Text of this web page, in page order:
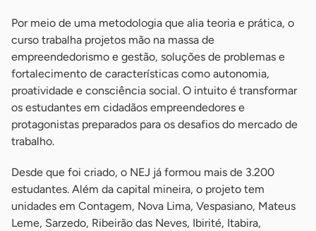
Por meio de uma metodologia que alia teoria e prática, o
curso trabalha projetos mão na massa de
empreendedorismo e gestão, soluções de problemas e
fortalecimento de características como autonomia,
proatividade e consciência social. O intuito é transformar
os estudantes em cidadãos empreendedores e
protagonistas preparados para os desafios do mercado de
trabalho.
Desde que foi criado, o NEJ já formou mais de 3.200
estudantes. Além da capital mineira, o projeto tem
unidades em Contagem, Nova Lima, Vespasiano, Mateus
Leme, Sarzedo, Ribeirão das Neves, Ibirité, Itabira,